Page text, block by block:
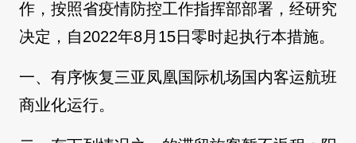
作，按照省疫情防控工作指挥部部署，经研究
决定，自2022年8月15日零时起执行本措施。
一、有序恢复三亚凤凰国际机场国内客运航班
商业化运行。